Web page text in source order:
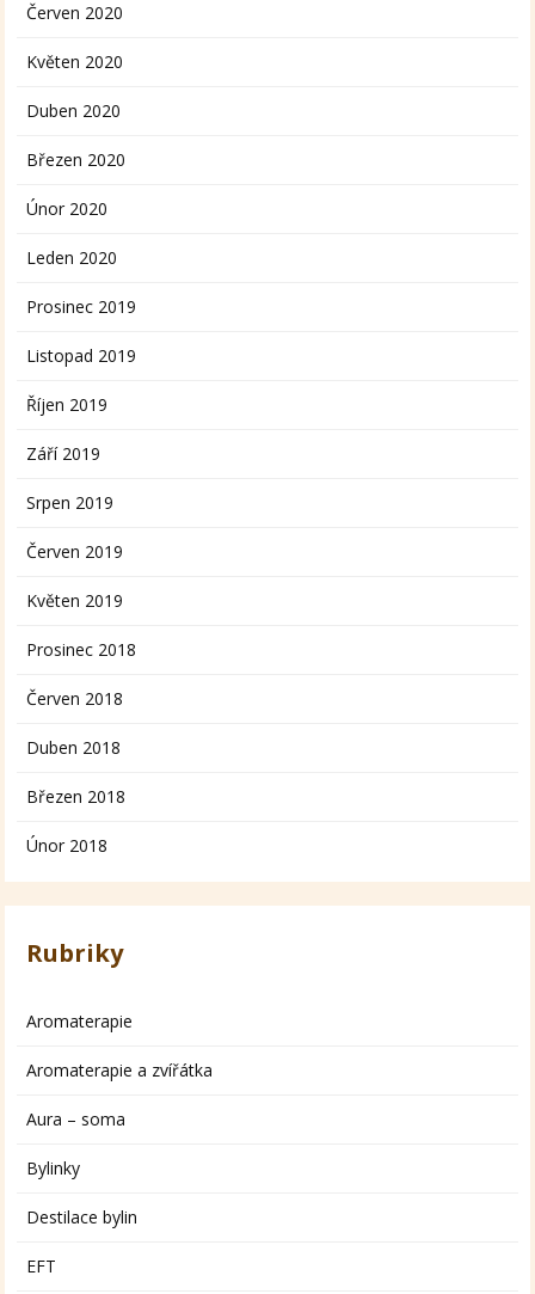
Červen 2020
Květen 2020
Duben 2020
Březen 2020
Únor 2020
Leden 2020
Prosinec 2019
Listopad 2019
Říjen 2019
Září 2019
Srpen 2019
Červen 2019
Květen 2019
Prosinec 2018
Červen 2018
Duben 2018
Březen 2018
Únor 2018
Rubriky
Aromaterapie
Aromaterapie a zvířátka
Aura – soma
Bylinky
Destilace bylin
EFT